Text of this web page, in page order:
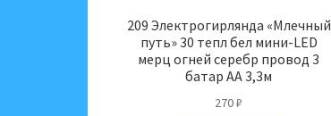
209 Электрогирлянда «Млечный
путь» 30 тепл бел мини-LED
мерц огней серебр провод 3
батар АА 3,3м
270₽